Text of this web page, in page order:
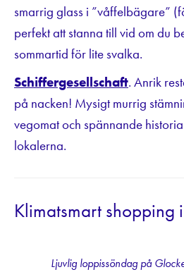
smarrig glass i ”våffelbägare”
perfekt att stanna till vid om du
sommartid för lite svalka.
Schiffergesellschaft. Anrik
på nacken! Mysigt murrig
vegomat och spännande
lokalerna.
Klimatsmart shopping
Ljuvlig loppissöndag på